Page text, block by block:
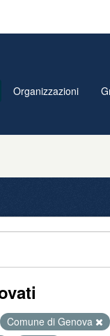
Organizzazioni
Comune di Genova